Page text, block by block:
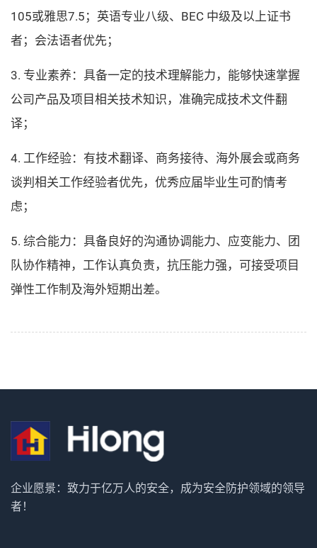
105或雅思7.5；英语专业八级、BEC 中级及以上证书
者；会法语者优先；
3. 专业素养：具备一定的技术理解能力，能够快速掌握
公司产品及项目相关技术知识，准确完成技术文件翻
译；
4. 工作经验：有技术翻译、商务接待、海外展会或商务
谈判相关工作经验者优先，优秀应届毕业生可酌情考
虑；
5. 综合能力：具备良好的沟通协调能力、应变能力、团
队协作精神，工作认真负责，抗压能力强，可接受项目
弹性工作制及海外短期出差。
企业愿景：致力于亿万人的安全，成为安全防护领域的领导
者！